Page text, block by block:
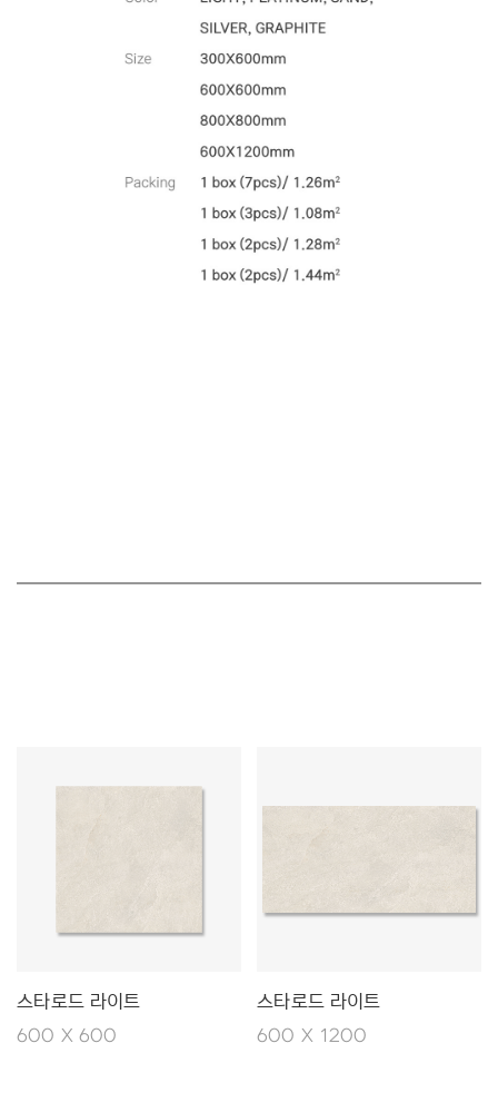
스타로드 라이트
600 X 600
스타로드 라이트
600 X 1200